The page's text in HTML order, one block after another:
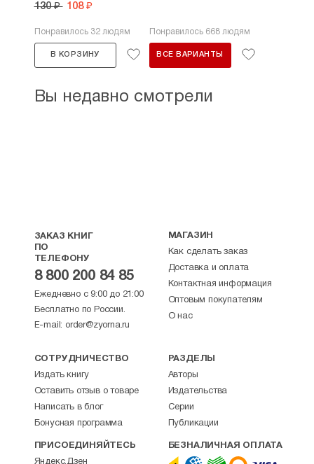
130 ₽ 108 ₽
Понравилось 32 людям
В КОРЗИНУ
Понравилось 668 людям
ВСЕ ВАРИАНТЫ
Вы недавно смотрели
ЗАКАЗ КНИГ
ПО
ТЕЛЕФОНУ
8 800 200 84 85
Ежедневно с 9:00 до 21:00
Бесплатно по России.
E-mail: order@zyorna.ru
МАГАЗИН
Как сделать заказ
Доставка и оплата
Контактная информация
Оптовым покупателям
О нас
СОТРУДНИЧЕСТВО
Издать книгу
Оставить отзыв о товаре
Написать в блог
Бонусная программа
РАЗДЕЛЫ
Авторы
Издательства
Серии
Публикации
ПРИСОЕДИНЯЙТЕСЬ
Яндекс.Дзен
БЕЗНАЛИЧНАЯ ОПЛАТА